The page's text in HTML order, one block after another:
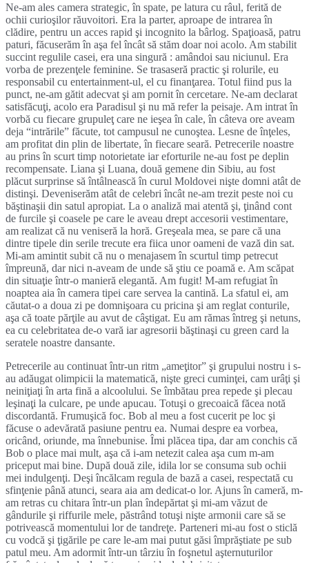
Ne-am ales camera strategic, în spate, pe latura cu râul, ferită de
ochii curioşilor răuvoitori. Era la parter, aproape de intrarea în
clădire, pentru un acces rapid şi incognito la bârlog. Spaţioasă, patru
paturi, făcuserăm în aşa fel încât să stăm doar noi acolo. Am stabilit
succint regulile casei, era una singură : amândoi sau niciunul. Era
vorba de prezenţele feminine. Se trasaseră practic şi rolurile, eu
responsabil cu entertainment-ul, el cu finanţarea. Totul fiind pus la
punct, ne-am gătit adecvat şi am pornit în cercetare. Ne-am declarat
satisfăcuţi, acolo era Paradisul şi nu mă refer la peisaje. Am intrat în
vorbă cu fiecare grupuleţ care ne ieşea în cale, în câteva ore aveam
deja “intrările” făcute, tot campusul ne cunoştea. Lesne de înţeles,
am profitat din plin de libertate, în fiecare seară. Petrecerile noastre
au prins în scurt timp notorietate iar eforturile ne-au fost pe deplin
recompensate. Liana şi Luana, două gemene din Sibiu, au fost
plăcut surprinse să întâlnească în curul Moldovei nişte domni atât de
distinşi. Deveniserăm atât de celebri încât ne-am trezit peste noi cu
băştinaşii din satul apropiat. La o analiză mai atentă şi, ţinând cont
de furcile şi coasele pe care le aveau drept accesorii vestimentare,
am realizat că nu veniseră la horă. Greşeala mea, se pare că una
dintre tipele din serile trecute era fiica unor oameni de vază din sat.
Mi-am amintit subit că nu o menajasem în scurtul timp petrecut
împreună, dar nici n-aveam de unde să ştiu ce poamă e. Am scăpat
din situaţie într-o manieră elegantă. Am fugit! M-am refugiat în
noaptea aia în camera tipei care servea la cantină. La sfatul ei, am
căutat-o a doua zi pe domnişoara cu pricina şi am reglat conturile,
aşa că toate părţile au avut de câştigat. Eu am rămas întreg şi netuns,
ea cu celebritatea de-o vară iar agresorii băştinaşi cu green card la
seratele noastre dansante.
Petrecerile au continuat într-un ritm „ameţitor” şi grupului nostru i s-
au adăugat olimpicii la matematică, nişte greci cuminţei, cam urâţi şi
neiniţiaţi în arta fină a alcoolului. Se îmbătau prea repede şi plecau
leşinaţi la culcare, pe unde apucau. Totuşi o grecoaică făcea notă
discordantă. Frumuşică foc. Bob al meu a fost cucerit pe loc şi
făcuse o adevărată pasiune pentru ea. Numai despre ea vorbea,
oricând, oriunde, ma înnebunise. Îmi plăcea tipa, dar am conchis că
Bob o place mai mult, aşa că i-am netezit calea aşa cum m-am
priceput mai bine. După două zile, idila lor se consuma sub ochii
mei indulgenţi. Deşi încălcam regula de bază a casei, respectată cu
sfinţenie până atunci, seara aia am dedicat-o lor. Ajuns în cameră, m-
am retras cu chitara într-un plan îndepărtat şi mi-am văzut de
gândurile şi riffurile mele, păstrând totuşi nişte armonii care să se
potrivească momentului lor de tandreţe. Parteneri mi-au fost o sticlă
cu vodcă şi ţigările pe care le-am mai putut găsi împrăştiate pe sub
patul meu. Am adormit într-un târziu în foşnetul aşternuturilor